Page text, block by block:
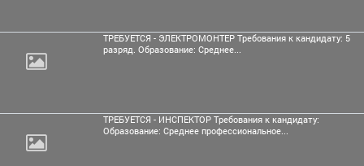
ТРЕБУЕТСЯ - ЭЛЕКТРОМОНТЕР Требования к кандидату: 5
разряд. Образование: Среднее...
ТРЕБУЕТСЯ - ИНСПЕКТОР Требования к кандидату:
Образование: Среднее профессиональное...